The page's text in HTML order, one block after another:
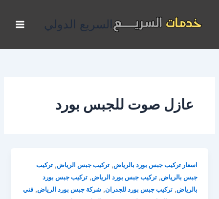
المحتوى
السريع الدولي
عازل صوت للجبس بورد
اسعار تركيب جبس بورد بالرياض,تركيب جبس الرياض,تركيب
جبس بالرياض,تركيب جبس بورد الرياض,تركيب جبس بورد
بالرياض,تركيب جبس بورد للجدران,شركة جبس بورد الرياض,فني